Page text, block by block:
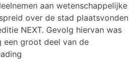
aan wetenschappelijke
over de stad plaatsvonden
NEXT. Gevolg hiervan was
een groot deel van de